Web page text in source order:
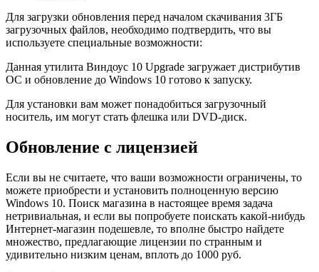
Для загрузки обновления перед началом скачивания 3ГБ
загрузочных файлов, необходимо подтвердить, что вы
используете специальные возможности:
Данная утилита Виндоус 10 Upgrade загружает дистрибутив
ОС и обновление до Windows 10 готово к запуску.
Для установки вам может понадобиться загрузочный
носитель, им могут стать флешка или DVD-диск.
Обновление с лицензией
Если вы не считаете, что ваши возможности ограничены, то
можете приобрести и установить полноценную версию
Windows 10. Поиск магазина в настоящее время задача
нетривиальная, и если вы попробуете поискать какой-нибудь
Интернет-магазин подешевле, то вполне быстро найдете
множество, предлагающие лицензии по странным и
удивительно низким ценам, вплоть до 1000 руб.